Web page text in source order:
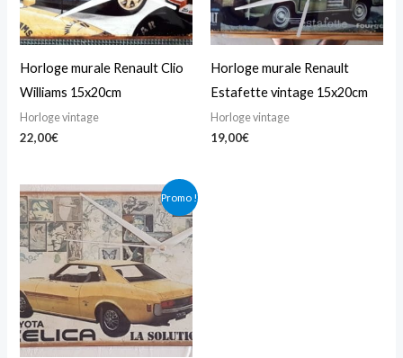
Horloge murale Renault Clio
Williams 15x20cm
Horloge vintage
22,00€
Horloge murale Renault
Estafette vintage 15x20cm
Horloge vintage
19,00€
Promo !
Le
prix
initial
était :
22,00€.
Le
prix
actuel
est :
19,90€.